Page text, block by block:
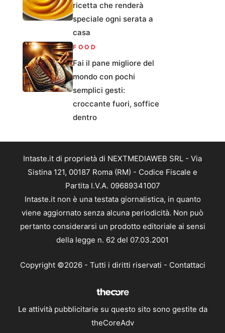
ricetta che renderà
speciale ogni serata a
casa
FOOD
Fai il pane migliore del
mondo con pochi
semplici gesti:
croccante fuori, soffice
dentro
Intaste.it di proprietà di NEXTMEDIAWEB SRL - Via
Sistina 121, 00187 Roma (RM) - Codice Fiscale e
Partita I.V.A. 09689341007
Intaste.it non è una testata giornalistica, in quanto
viene aggiornato senza alcuna periodicità. Non può
pertanto considerarsi un prodotto editoriale ai sensi
della legge n. 62 del 07.03.2001
Copyright ©2026 - Tutti i diritti riservati - Contattaci
Le attività pubblicitarie su questo sito sono gestite da
theCoreAdv